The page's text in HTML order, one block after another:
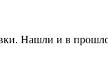
Нашли и в